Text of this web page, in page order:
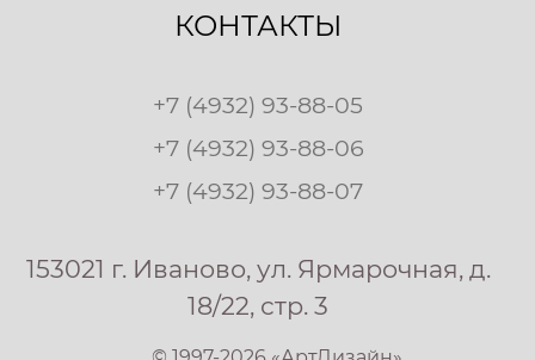
КОНТАКТЫ
+7 (4932) 93-88-05
+7 (4932) 93-88-06
+7 (4932) 93-88-07
153021 г. Иваново, ул. Ярмарочная, д.
18/22, стр. 3